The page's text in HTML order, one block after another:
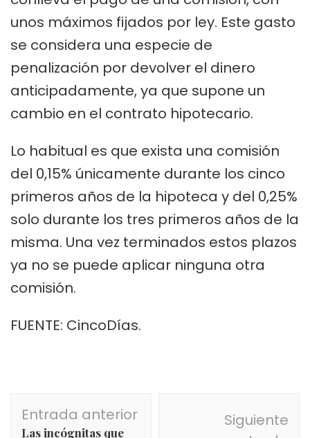
unos máximos fijados por ley. Este gasto
se considera una especie de
penalización por devolver el dinero
anticipadamente, ya que supone un
cambio en el contrato hipotecario.
Lo habitual es que exista una comisión
del 0,15% únicamente durante los cinco
primeros años de la hipoteca y del 0,25%
solo durante los tres primeros años de la
misma. Una vez terminados estos plazos
ya no se puede aplicar ninguna otra
comisión.
FUENTE: CincoDías.
Navegación
de
Entrada anterior
Las incógnitas que
Siguiente